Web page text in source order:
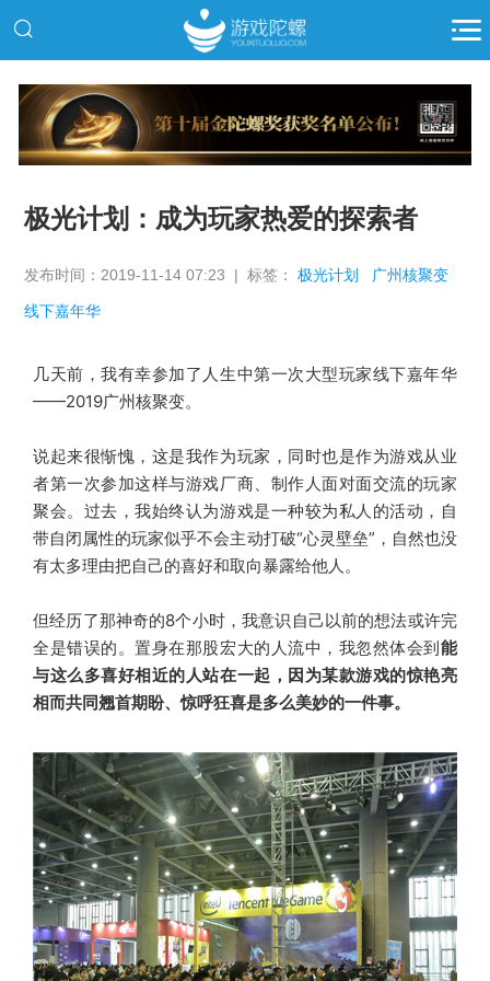
推广
极光计划：成为玩家热爱的探索者
发布时间：2019-11-14 07:23 | 标签：极光计划 广州核聚变
线下嘉年华
几天前，我有幸参加了人生中第一次大型玩家线下嘉年华
——2019广州核聚变。
说起来很惭愧，这是我作为玩家，同时也是作为游戏从业
者第一次参加这样与游戏厂商、制作人面对面交流的玩家
聚会。 过去，我始终认为游戏是一种较为私人的活动，自
带自闭属性的玩家似乎不会主动打破“心灵壁垒”，自然也没
有太多理由把自己的喜好和取向暴露给他人。
但经历了那神奇的8个小时，我意识自己以前的想法或许完
全是错误的。置身在那股宏大的人流中，我忽然体会到 能
与这么多喜好相近的人站在一起，因为某款游戏的惊艳亮
相而共同翘首期盼、惊呼狂喜是多么美妙的一件事。